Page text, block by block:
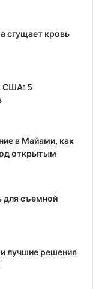
сгущает кровь
США: 5
в Майами, как
открытым
для съемной
лучшие решения